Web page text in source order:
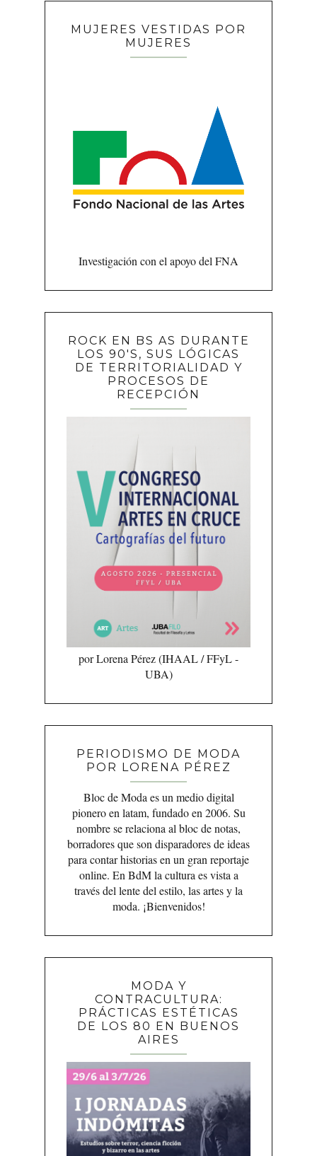
MUJERES VESTIDAS POR
MUJERES
Investigación con el apoyo del FNA
ROCK EN BS AS DURANTE
LOS 90'S, SUS LÓGICAS
DE TERRITORIALIDAD Y
PROCESOS DE
RECEPCIÓN
por Lorena Pérez (IHAAL / FFyL -
UBA)
PERIODISMO DE MODA
POR LORENA PÉREZ
Bloc de Moda es un medio digital
pionero en latam, fundado en 2006. Su
nombre se relaciona al bloc de notas,
borradores que son disparadores de ideas
para contar historias en un gran reportaje
online. En BdM la cultura es vista a
través del lente del estilo, las artes y la
moda. ¡Bienvenidos!
MODA Y
CONTRACULTURA:
PRÁCTICAS ESTÉTICAS
DE LOS 80 EN BUENOS
AIRES